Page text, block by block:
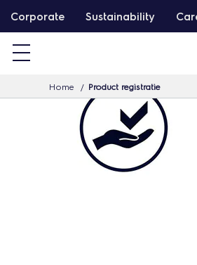
a
Corporate Sustainability
Home Product registratie